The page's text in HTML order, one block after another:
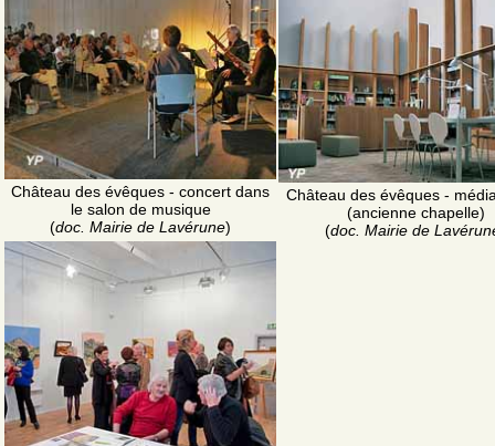
Château des évêques - concert dans
le salon de musique
(doc. Mairie de Lavérune)
Château des évêques -
(ancienne chapelle)
(doc. Mairie de